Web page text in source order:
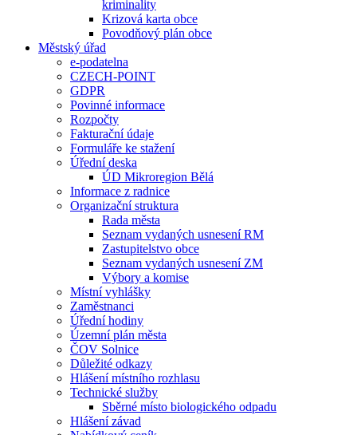
kriminality
Krizová karta obce
Povodňový plán obce
Městský úřad
e-podatelna
CZECH-POINT
GDPR
Povinné informace
Rozpočty
Fakturační údaje
Formuláře ke stažení
Úřední deska
ÚD Mikroregion Bělá
Informace z radnice
Organizační struktura
Rada města
Seznam vydaných usnesení RM
Zastupitelstvo obce
Seznam vydaných usnesení ZM
Výbory a komise
Místní vyhlášky
Zaměstnanci
Úřední hodiny
Územní plán města
ČOV Solnice
Důležité odkazy
Hlášení místního rozhlasu
Technické služby
Sběrné místo biologického odpadu
Hlášení závad